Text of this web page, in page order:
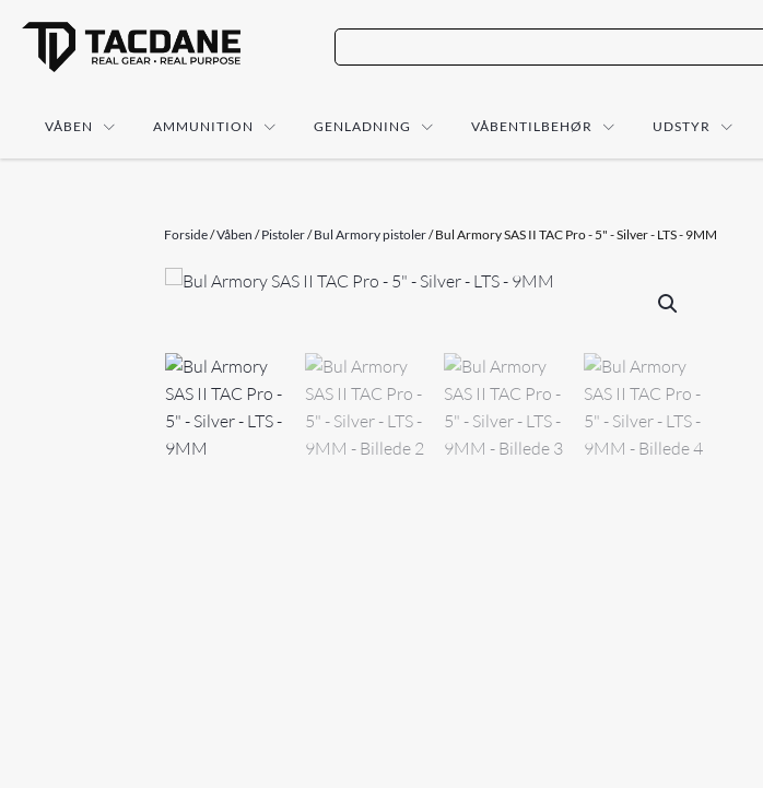
VÅBEN AMMUNITION GENLADNING VÅBENTILBEHØR UDSTYR
Forside/Våben /Pistoler/Bul Armory pistoler/ Bul Armory SAS II TAC Pro - 5" - Silver - LTS - 9MM